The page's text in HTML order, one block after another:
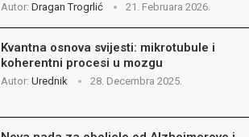
Autor: Dragan Trogrlić 21. Februara 2026.
Kvantna osnova svijesti: mikrotubule i
koherentni procesi u mozgu
Autor: Urednik 28. Decembra 2025.